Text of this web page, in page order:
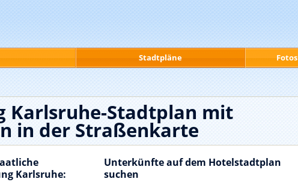
Karlsruhe-Stadtplan mit
in der Straßenkarte
Karlsruhe:
Unterkünfte auf dem Hotelstadtplan
suchen
Stadtpläne Fotos